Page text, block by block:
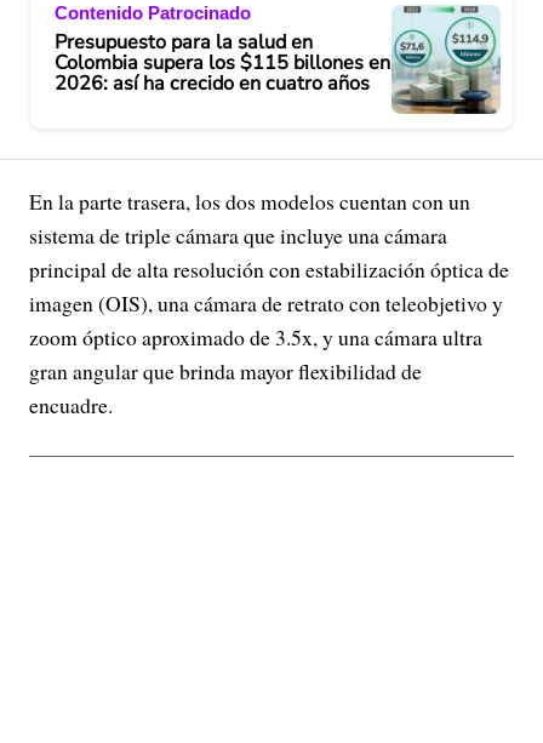
Contenido Patrocinado
Presupuesto para la salud en
Colombia supera los $115 billones en
2026: así ha crecido en cuatro años
En la parte trasera, los dos modelos cuentan con un
sistema de triple cámara que incluye una cámara
principal de alta resolución con estabilización óptica de
imagen (OIS), una cámara de retrato con teleobjetivo y
zoom óptico aproximado de 3.5x, y una cámara ultra
gran angular que brinda mayor flexibilidad de
encuadre.